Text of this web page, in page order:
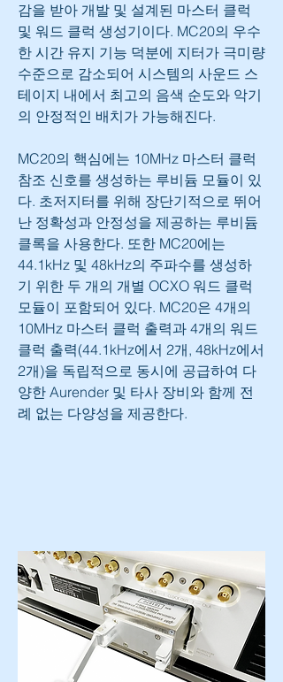
감을 받아 개발 및 설계된 마스터 클럭
및 워드 클럭 생성기이다. MC20의 우수
한 시간 유지 기능 덕분에 지터가 극미량
수준으로 감소되어 시스템의 사운드 스
테이지 내에서 최고의 음색 순도와 악기
의 안정적인 배치가 가능해진다.
MC20의 핵심에는 10MHz 마스터 클럭
참조 신호를 생성하는 루비듐 모듈이 있
다. 초저지터를 위해 장단기적으로 뛰어
난 정확성과 안정성을 제공하는 루비듐
클록을 사용한다. 또한 MC20에는
44.1kHz 및 48kHz의 주파수를 생성하
기 위한 두 개의 개별 OCXO 워드 클럭
모듈이 포함되어 있다. MC20은 4개의
10MHz 마스터 클럭 출력과 4개의 워드
클럭 출력(44.1kHz에서 2개, 48kHz에서
2개)을 독립적으로 동시에 공급하여 다
양한 Aurender 및 타사 장비와 함께 전
례 없는 다양성을 제공한다.